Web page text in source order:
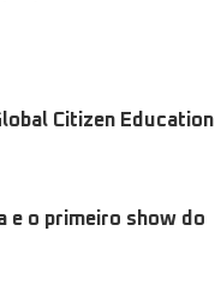
Citizen Education
e o primeiro show do